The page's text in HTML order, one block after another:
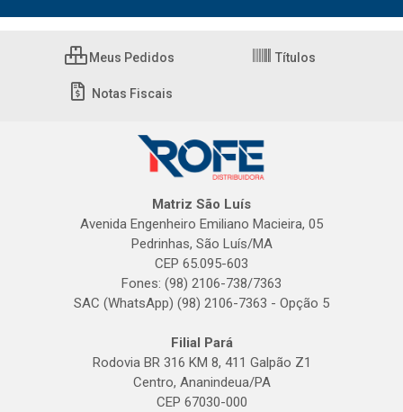
Meus Pedidos Títulos
Notas Fiscais
Matriz São Luís
Avenida Engenheiro Emiliano Macieira, 05
Pedrinhas, São Luís/MA
CEP 65.095-603
Fones: (98) 2106-738/7363
SAC (WhatsApp) (98) 2106-7363 - Opção 5
Filial Pará
Rodovia BR 316 KM 8, 411 Galpão Z1
Centro, Ananindeua/PA
CEP 67030-000